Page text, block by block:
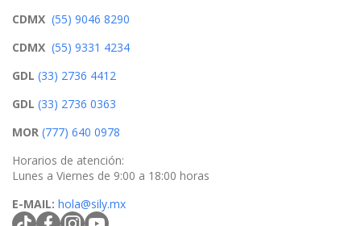
CDMX (55) 9046 8290
CDMX (55) 9331 4234
GDL (33) 2736 4412
GDL (33) 2736 0363
MOR (777) 640 0978
Horarios de atención:
Lunes a Viernes de 9:00 a 18:00 horas
E-MAIL: hola@sily.mx
tiktokcom/@silymx
facebookcom/silymx
instagramcom/silymx
youtubecom/@silymx
wame/525584218080